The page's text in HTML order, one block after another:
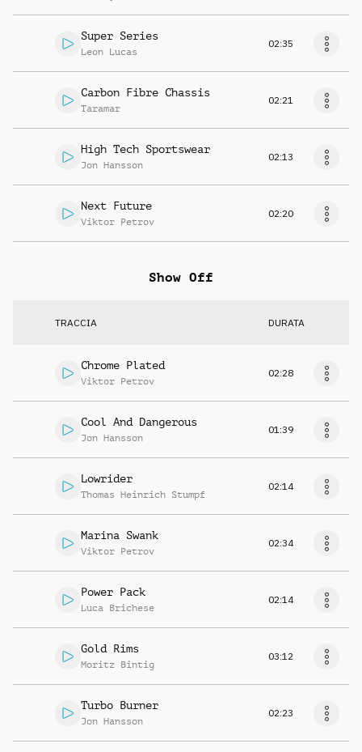
Super Series
Leon Lucas
02:35
Carbon Fibre Chassis
Taramar
02:21
High Tech Sportswear
Jon Hansson
02:13
Next Future
Viktor Petrov
02:20
Show Off
TRACCIA DURATA
Chrome Plated
Viktor Petrov
02:28
Cool And Dangerous
Jon Hansson
01:39
Lowrider
Thomas Heinrich Stumpf
02:14
Marina Swank
Viktor Petrov
02:34
Power Pack
Luca Brichese
02:14
Gold Rims
Moritz Bintig
03:12
Turbo Burner
Jon Hansson
02:23